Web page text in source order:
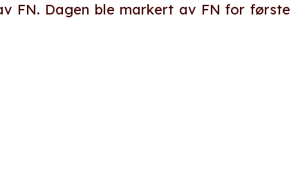
FN. Dagen ble markert av FN for første